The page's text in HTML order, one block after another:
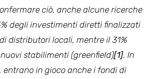
ciò, anche alcune ricerche
degli investimenti diretti finalizzati
distributori locali, mentre il 31%
stabilimenti (greenfield)[1]. In
entrano in gioco anche i fondi di